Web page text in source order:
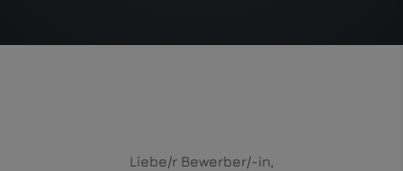
Liebe/r Bewerber/-in,